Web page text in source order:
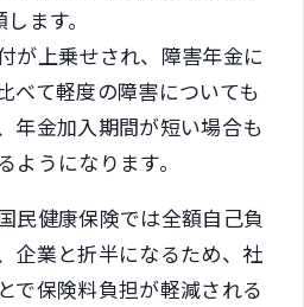
ます。
が上乗せされ、障害年金に
べて軽度の障害についても
年金加入期間が短い場合も
ようになります。
民健康保険では全額自己負
企業と折半になるため、社
で保険料負担が軽減される